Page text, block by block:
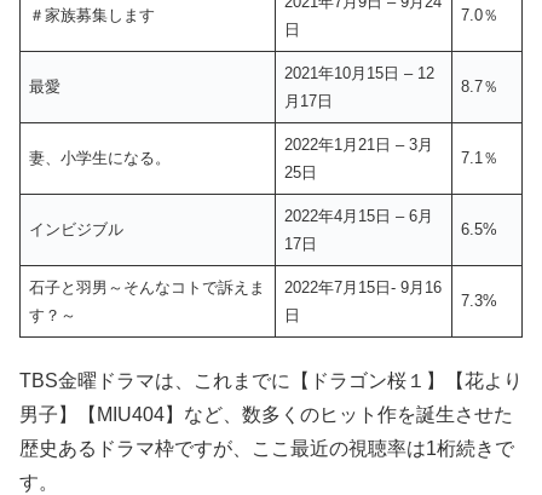
＃家族募集します
日
7.0％
最愛
2021年10月15日 – 12
月17日
8.7％
妻、小学生になる。
2022年1月21日 – 3月
25日
7.1％
インビジブル
2022年4月15日 – 6月
17日
6.5%
石子と羽男～そんなコトで訴えま
す？～
2022年7月15日- 9月16
日
7.3%
TBS金曜ドラマは、これまでに【ドラゴン桜１】【花より
男子】【MIU404】など、数多くのヒット作を誕生させた
歴史あるドラマ枠ですが、ここ最近の視聴率は1桁続きで
す。